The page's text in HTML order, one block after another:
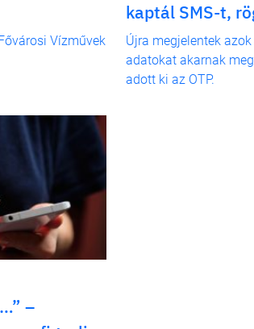
Vízművek
kaptál SMS-t,
Újra megjelentek
adatokat akarnak
adott ki az OTP.
–